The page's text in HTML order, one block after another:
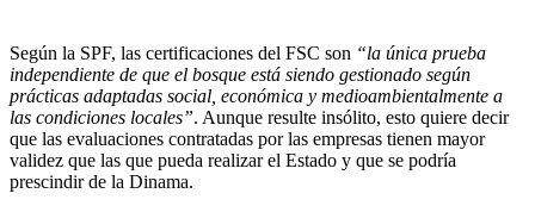
Según la SPF, las certificaciones del FSC son “la única prueba
independiente de que el bosque está siendo gestionado según
prácticas adaptadas social, económica y medioambientalmente a
las condiciones locales”. Aunque resulte insólito, esto quiere decir
que las evaluaciones contratadas por las empresas tienen mayor
validez que las que pueda realizar el Estado y que se podría
prescindir de la Dinama.